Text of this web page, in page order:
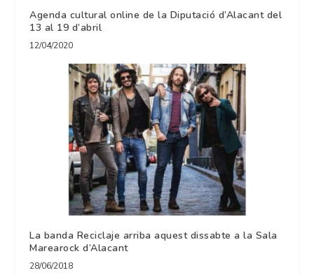
Agenda cultural online de la Diputació d’Alacant del
13 al 19 d’abril
12/04/2020
La banda Reciclaje arriba aquest dissabte a la Sala
Marearock d’Alacant
28/06/2018